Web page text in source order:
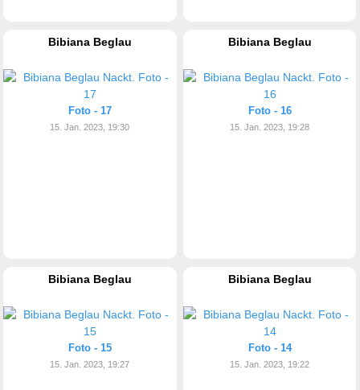
Bibiana Beglau
Foto - 17
15. Jan. 2023, 19:30
Bibiana Beglau
Foto - 16
15. Jan. 2023, 19:28
Bibiana Beglau
Foto - 15
15. Jan. 2023, 19:27
Bibiana Beglau
Foto - 14
15. Jan. 2023, 19:22